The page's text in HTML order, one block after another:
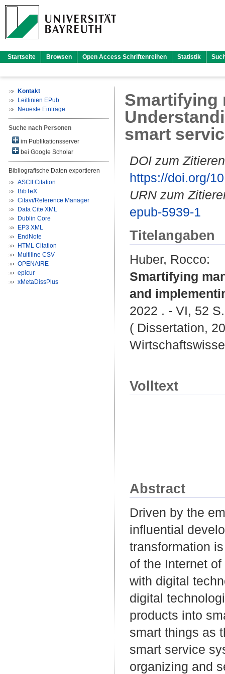
Startseite Browsen Open Access Schriftenreihen Statistik
Kontakt
Leitlinien EPub
Neueste Einträge
Suche nach Personen
im Publikationsserver
bei Google Scholar
Bibliografische Daten exportieren
ASCII Citation
BibTeX
Citavi/Reference Manager
Data Cite XML
Dublin Core
EP3 XML
EndNote
HTML Citation
Multiline CSV
OPENAIRE
epicur
xMetaDissPlus
Smartifying
smart
DOI zum
https://doi.org/
URN zum
epub-5939-1
Titelangaben
Huber, Rocco:
Smartifying
and
2022 . - VI, 52 S.
( Dissertation,
Volltext
Abstract
Driven by the
influential
transformation
of the Internet
with digital
digital
products into
smart things as
smart service
organizing and